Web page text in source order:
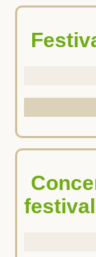
Concert dans le cadre du